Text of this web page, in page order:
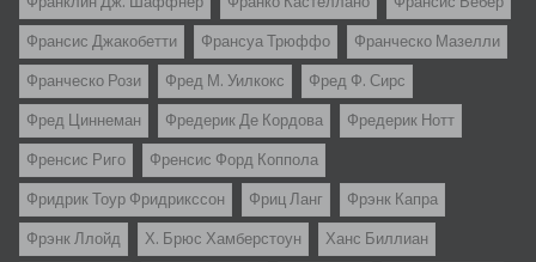
Франсис Джакобетти Франсуа Трюффо Франческо Мазелли
Франческо Рози Фред М. Уилкокс Фред Ф. Сирс
Фред Циннеман Фредерик Де Кордова Фредерик Нотт
Френсис Риго Френсис Форд Коппола
Фридрик Тоур Фридрикссон Фриц Ланг Фрэнк Капра
Фрэнк Ллойд Х. Брюс Хамберстоун Ханс Биллиан